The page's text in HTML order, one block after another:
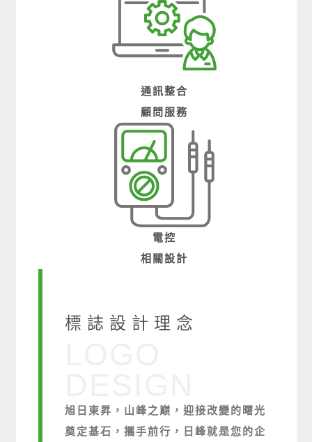
通訊整合
顧問服務
電控
相關設計
標誌設計理念
旭日東昇，山峰之巔，迎接改變的曙光
奠定基石，攜手前行，日峰就是您的企